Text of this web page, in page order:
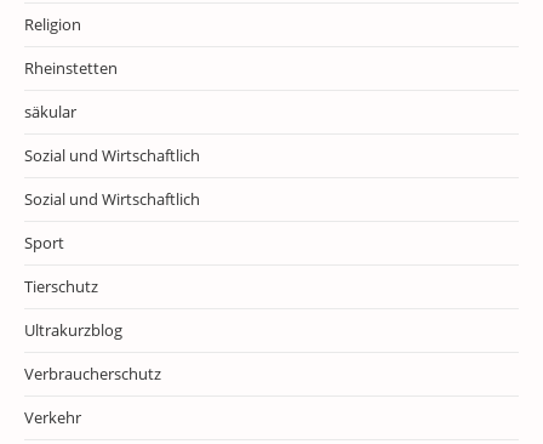
Religion
Rheinstetten
säkular
Sozial und Wirtschaftlich
Sozial und Wirtschaftlich
Sport
Tierschutz
Ultrakurzblog
Verbraucherschutz
Verkehr